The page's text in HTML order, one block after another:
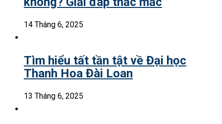
14 Tháng 6, 2025
Tìm hiểu tất tần tật về Đại học
Thanh Hoa Đài Loan
13 Tháng 6, 2025